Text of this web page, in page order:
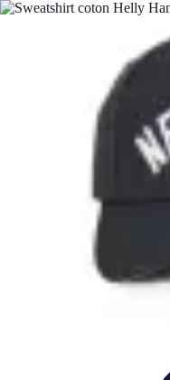
Villes du Monde
Villes du Monde